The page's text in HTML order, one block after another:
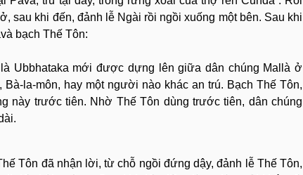
sau khi đến, đảnh lễ Ngài rồi ngồi xuống một bên. Sau khi
bạch Thế Tôn:
Ubbhataka mới được dựng lên giữa dân chúng Mallà ở
la-môn, hay một người nào khác an trú. Bạch Thế Tôn,
này trước tiên. Nhờ Thế Tôn dùng trước tiên, dân chúng
Tôn đã nhận lời, từ chỗ ngồi đứng dậy, đảnh lễ Thế Tôn,